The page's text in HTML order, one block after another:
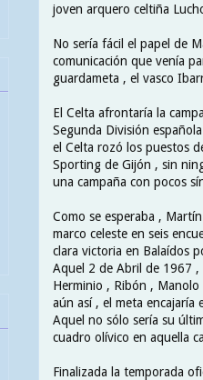
joven arquero celtiña
No sería fácil el papel de
comunicación que venía
guardameta , el vasco
El Celta afrontaría la
Segunda División
el Celta rozó los puestos
Sporting de Gijón , sin
una campaña con pocos
Como se esperaba ,
marco celeste en seis
clara victoria en Balaídos
Aquel 2 de Abril de 1967 ,
Herminio , Ribón ,
aún así , el meta
Aquel no sólo sería su
cuadro olívico en aquella
Finalizada la temporada